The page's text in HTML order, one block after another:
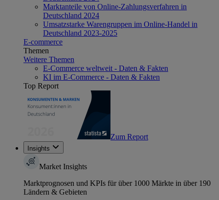
Marktanteile von Online-Zahlungsverfahren in
Deutschland 2024
Umsatzstarke Warengruppen im Online-Handel in
Deutschland 2023-2025
E-commerce
Themen
Weitere Themen
E-Commerce weltweit - Daten & Fakten
KI im E-Commerce - Daten & Fakten
Top Report
Zum Report
Insights
Market Insights
Marktprognosen und KPIs für über 1000 Märkte in über 190
Ländern & Gebieten